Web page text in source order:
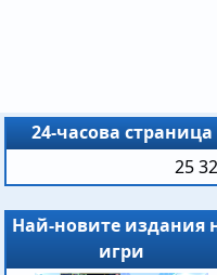
24-часова страница
25
Най-новите издания
игри